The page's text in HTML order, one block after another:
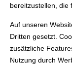
bereitzustellen, die
Auf unseren
Dritten gesetzt.
zusätzliche
Nutzung durch